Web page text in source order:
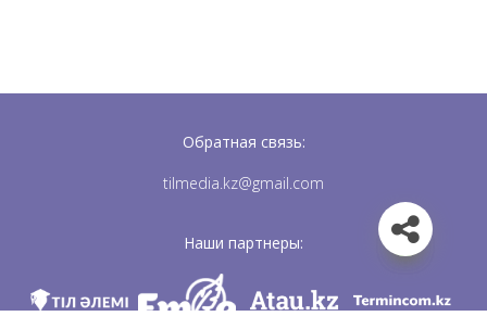
Обратная связь:
tilmedia.kz@gmail.com
Наши партнеры: